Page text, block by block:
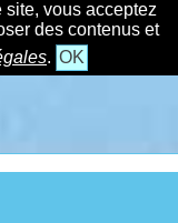
site, vous acceptez
des contenus et
. OK